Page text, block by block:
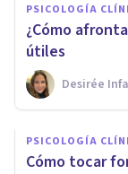
PSICOLOGÍA
¿Cómo
útiles
Desirée
PSICOLOGÍA
Cómo tocar